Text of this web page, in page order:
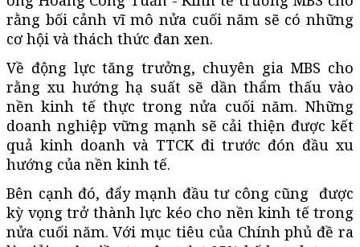
rằng bối cảnh vĩ mô nửa cuối năm sẽ có những
cơ hội và thách thức đan xen.
Về động lực tăng trưởng, chuyên gia MBS cho
rằng xu hướng hạ suất sẽ dần thẩm thấu vào
nền kinh tế thực trong nửa cuối năm. Những
doanh nghiệp vững mạnh sẽ cải thiện được kết
quả kinh doanh và TTCK đi trước đón đầu xu
hướng của nền kinh tế.
Bên cạnh đó, đẩy mạnh đầu tư công cũng được
kỳ vọng trở thành lực kéo cho nền kinh tế trong
nửa cuối năm. Với mục tiêu của Chính phủ đề ra